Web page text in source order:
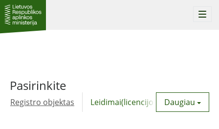
Pasirinkite
Registro objektas Leidimai(licencijos) Daugiau